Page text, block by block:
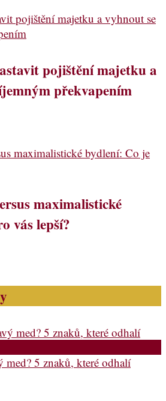
pojištění majetku a
překvapením
maximalistické
vás lepší?
med? 5 znaků, které odhalí